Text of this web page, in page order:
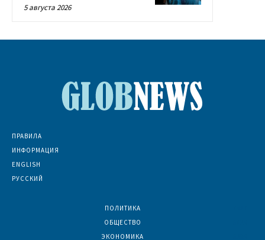
5 августа 2026
ПРАВИЛА
ИНФОРМАЦИЯ
ENGLISH
РУССКИЙ
ПОЛИТИКА
ОБЩЕСТВО
ЭКОНОМИКА